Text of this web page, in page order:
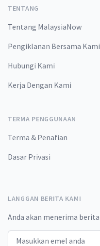
TENTANG
Tentang MalaysiaNow
Pengiklanan Bersama Kami
Hubungi Kami
Kerja Dengan Kami
TERMA PENGGUNAAN
Terma & Penafian
Dasar Privasi
LANGGAN BERITA KAMI
Anda akan menerima
Email address